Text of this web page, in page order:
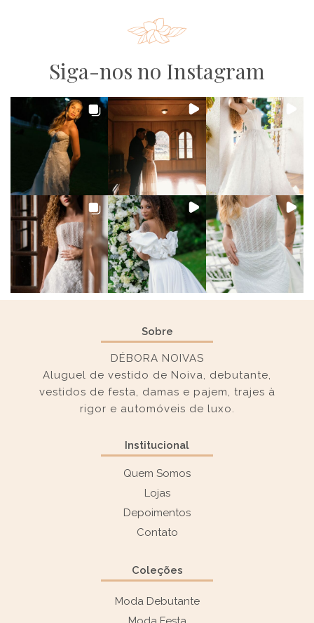
Siga-nos no Instagram
Sobre
DÉBORA NOIVAS
Aluguel de vestido de Noiva, debutante,
vestidos de festa, damas e pajem, trajes à
rigor e automóveis de luxo.
Institucional
Quem Somos
Lojas
Depoimentos
Contato
Coleções
Moda Debutante